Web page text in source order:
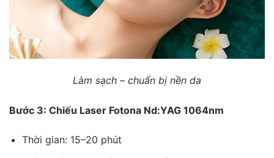
Làm sạch – chuẩn bị nền da
Bước 3: Chiếu Laser Fotona Nd:YAG 1064nm
Thời gian: 15–20 phút